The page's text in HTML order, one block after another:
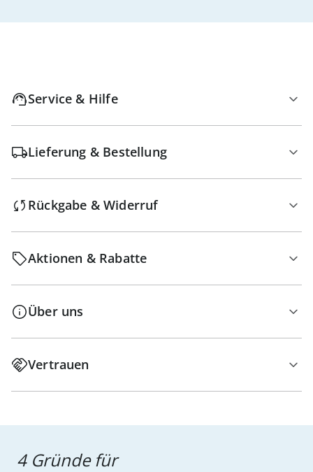
Service & Hilfe
Lieferung & Bestellung
Rückgabe & Widerruf
Aktionen & Rabatte
Über uns
Vertrauen
4 Gründe für